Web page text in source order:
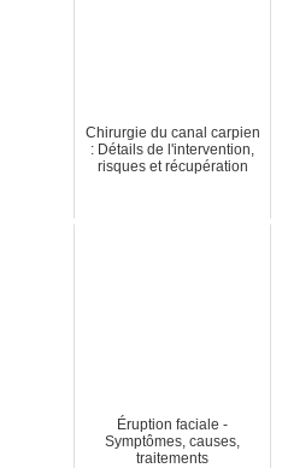
Chirurgie du canal carpien
: Détails de l'intervention,
risques et récupération
Éruption faciale -
Symptômes, causes,
traitements